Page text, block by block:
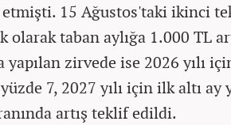
15 Ağustos'taki ikinci
taban aylığa 1.000 TL
zirvede ise 2026 yılı
7, 2027 yılı için ilk altı ay
artış teklif edildi.